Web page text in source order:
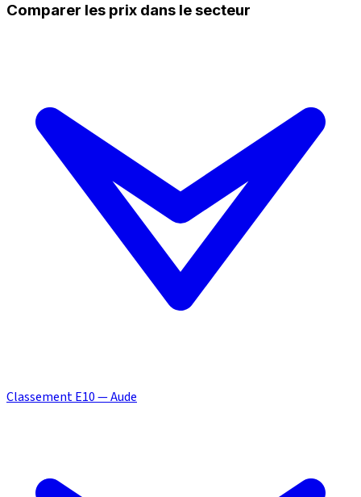
Comparer les prix dans le secteur
Classement E10 — Aude